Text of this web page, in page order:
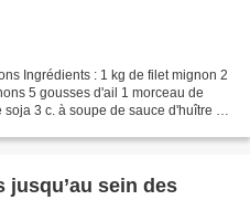
Ingrédients : 1 kg de filet mignon 2
5 gousses d'ail 1 morceau de
3 c. à soupe de sauce d'huître 2
jusqu’au sein des